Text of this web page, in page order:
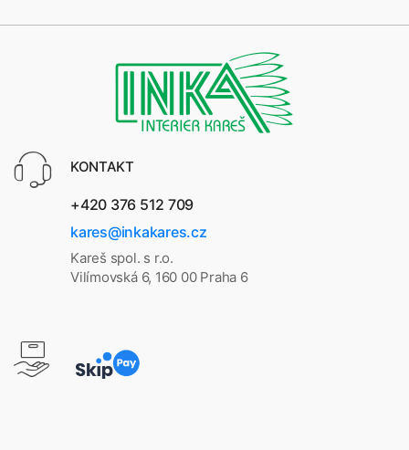
KONTAKT
+420 376 512 709
kares@inkakares.cz
Kareš spol. s r.o.
Vilímovská 6, 160 00 Praha 6